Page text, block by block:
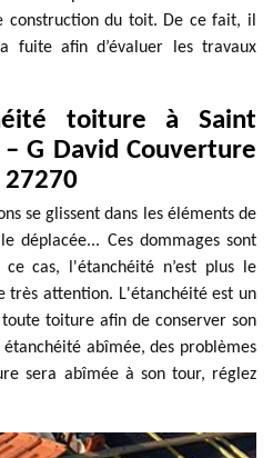
construction du toit. De ce fait, il
fuite afin d’évaluer les travaux
toiture à Saint
G David Couverture
se glissent dans les éléments de
déplacée... Ces dommages sont
cas, l'étanchéité n’est plus le
très attention. L'étanchéité est un
toiture afin de conserver son
abîmée, des problèmes
sera abîmée à son tour, réglez